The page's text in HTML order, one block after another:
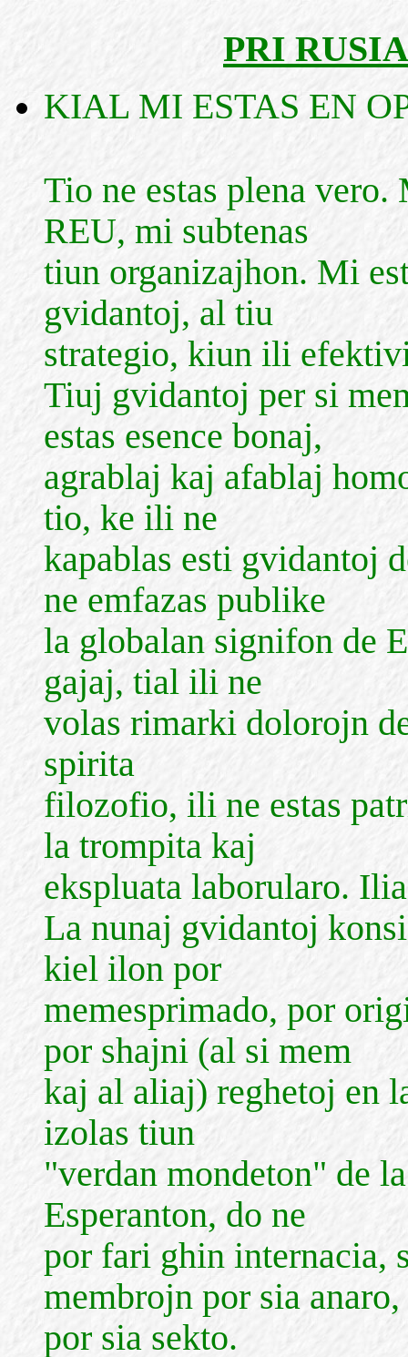
PRI
KIAL MI ESTAS EN
Tio ne estas plena
REU, mi subtenas
tiun organizajhon. Mi
gvidantoj, al tiu
strategio, kiun ili
Tiuj gvidantoj per si
estas esence bonaj,
agrablaj kaj afablaj
tio, ke ili ne
kapablas esti gvidantoj
ne emfazas publike
la globalan signifon de
gajaj, tial ili ne
volas rimarki dolorojn
spirita
filozofio, ili ne estas
la trompita kaj
ekspluata laborularo.
La nunaj gvidantoj
kiel ilon por
memesprimado, por
por shajni (al si mem
kaj al aliaj) reghetoj en
izolas tiun
"verdan mondeton" de
Esperanton, do ne
por fari ghin internacia,
membrojn por sia anaro,
por sia sekto.